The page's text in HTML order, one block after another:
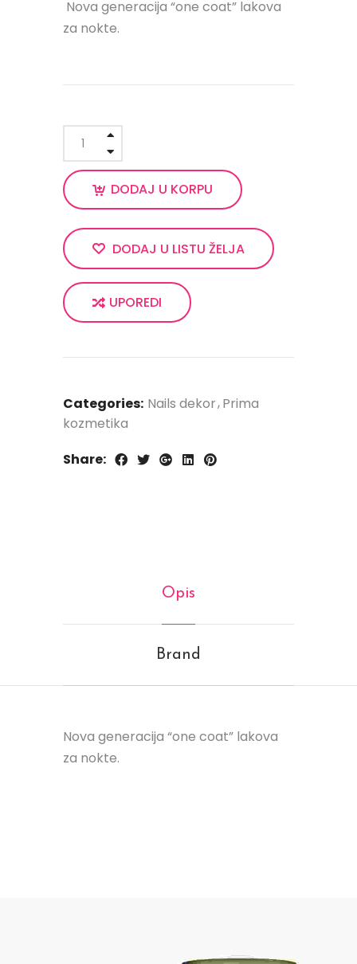
Nova generacija “one coat” lakova
za nokte.
DODAJ U KORPU
DODAJ U LISTU ŽELJA
UPOREDI
Categories: Nails dekor Prima
kozmetika
Share:
Opis
Brand
Nova generacija “one coat” lakova
za nokte.